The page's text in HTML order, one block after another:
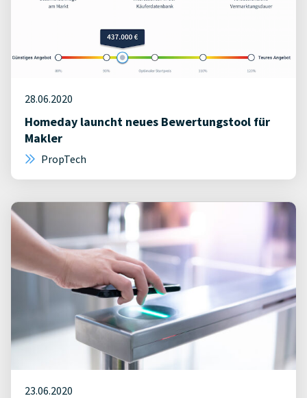
28.06.2020
Homeday launcht neues Bewertungstool für
Makler
PropTech
23.06.2020